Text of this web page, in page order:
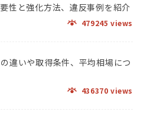
性と強化方法、違反事例を紹介
479245 views
違いや取得条件、平均相場につ
436370 views